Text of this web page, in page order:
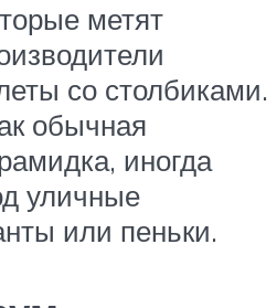
метят
со столбиками.
обычная
иногда
уличные
или пеньки.